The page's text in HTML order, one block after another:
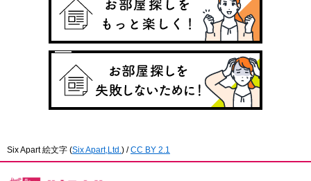
Six Apart 絵文字 (Six Apart,Ltd. ) /CC BY 2.1